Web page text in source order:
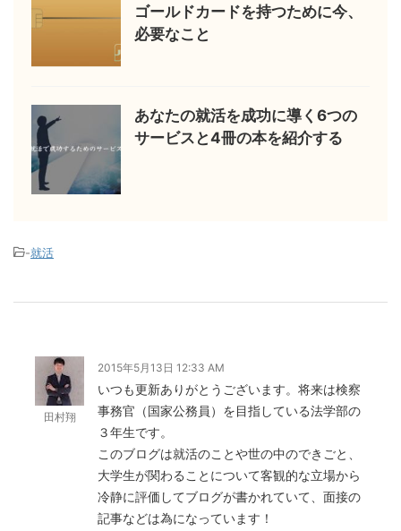
ゴールドカードを持つために今、
必要なこと
あなたの就活を成功に導く6つの
サービスと4冊の本を紹介する
-就活
田村翔
2015年5月13日 12:33 AM
いつも更新ありがとうございます。将来は検察
事務官（国家公務員）を目指している法学部の
３年生です。
このブログは就活のことや世の中のできごと、
大学生が関わることについて客観的な立場から
冷静に評価してブログが書かれていて、面接の
記事などは為になっています！